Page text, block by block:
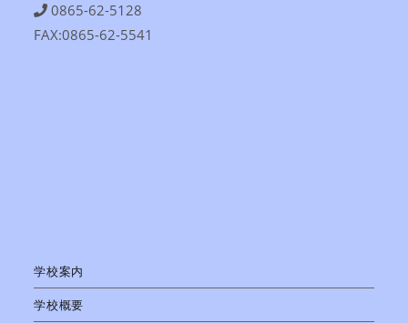
0865-62-5128
FAX:0865-62-5541
学校案内
学校概要